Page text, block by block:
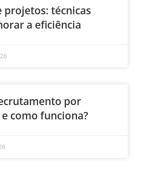
projetos: técnicas
a eficiência
por
como funciona?